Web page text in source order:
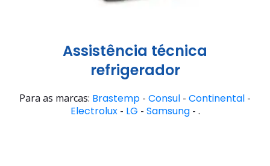
Assistência técnica
refrigerador
Para as marcas: Brastemp - Consul - Continental -
Electrolux- LG - Samsung- .